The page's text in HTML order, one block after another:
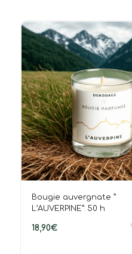
Bougie auvergnate ”
L’AUVERPINE” 50 h
18,90€